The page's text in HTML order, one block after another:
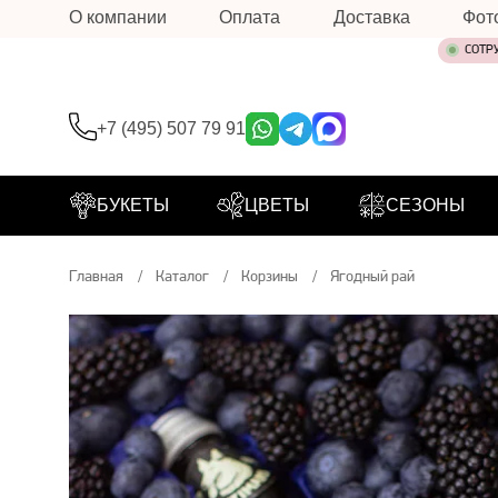
О компании Оплата Доставка
+7 (495) 507 79 91
БУКЕТЫ ЦВЕТЫ СЕЗОНЫ
Главная Каталог Корзины Ягодный рай